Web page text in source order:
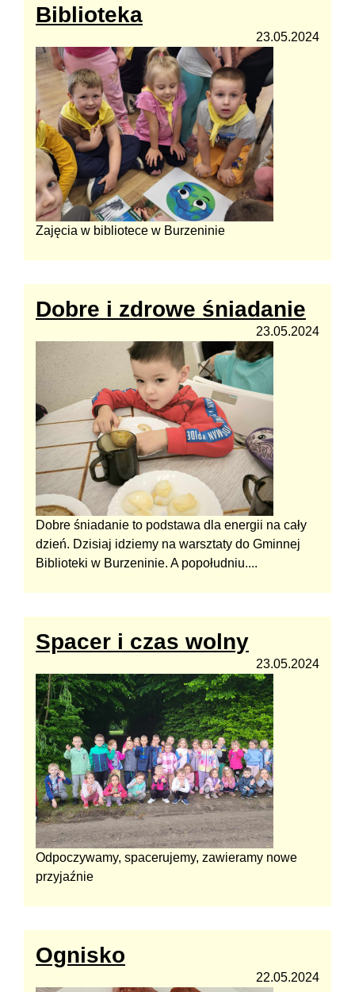
Biblioteka
23.05.2024
Zajęcia w bibliotece w Burzeninie
Dobre i zdrowe śniadanie
23.05.2024
Dobre śniadanie to podstawa dla energii na cały
dzień. Dzisiaj idziemy na warsztaty do Gminnej
Biblioteki w Burzeninie. A popołudniu....
Spacer i czas wolny
23.05.2024
Odpoczywamy, spacerujemy, zawieramy nowe
przyjaźnie
Ognisko
22.05.2024